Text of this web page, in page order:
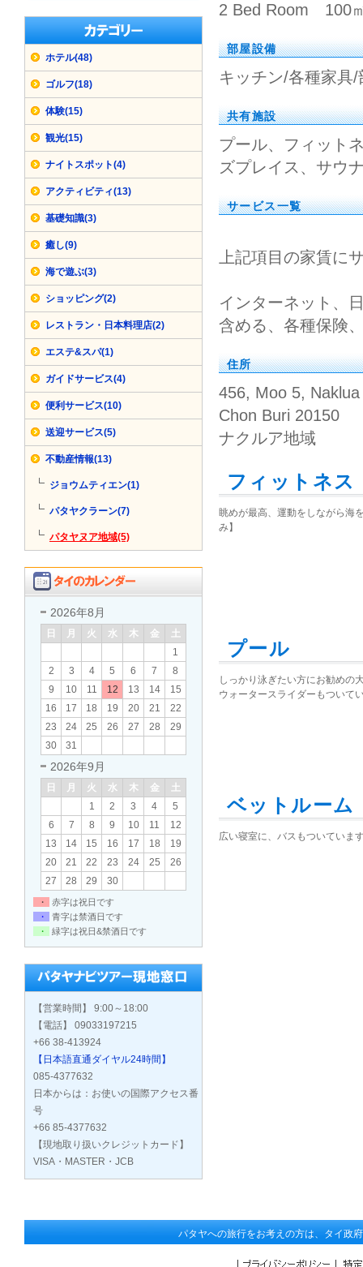
2 Bed Room 100
部屋設備
キッチン/各種家具
共有施設
プール、フィット
ズプレイス、サウ
サービス一覧
上記項目の家賃に
インターネット、
含める、各種保険
住所
456, Moo 5,
Chon Buri 20150
ナクルア地域
フィットネス
眺めが最高、運動をしながら海
み】
プール
しっかり泳ぎたい方にお勧めの
ウォータースライダーもついて
ベットルーム
広い寝室に、バスもついていま
ホテル(48)
ゴルフ(18)
体験(15)
観光(15)
ナイトスポット(4)
アクティビティ(13)
基礎知識(3)
癒し(9)
海で遊ぶ(3)
ショッピング(2)
レストラン・日本料理店(2)
エステ&スパ(1)
ガイドサービス(4)
便利サービス(10)
送迎サービス(5)
不動産情報(13)
ジョウムティエン(1)
パタヤクラーン(7)
パタヤヌア地域(5)
2026年8月
日 月 火 水 木 金
土
1
2
3 4 5 6 7
8
9
10 11 12 13 14
15
16
17 18 19 20 21
22
23
24 25 26 27 28
29
30
31
2026年9月
日 月 火 水 木 金
土
1
2 3 4
5
6
7 8 9 10 11
12
13
14 15 16 17 18
19
20
21 22 23 24 25
26
27
28 29 30
・
赤字は祝日です
・
青字は禁酒日です
・
緑字は祝日&禁酒日です
【営業時間】 9:00～18:00
【電話】 09033197215
+66 38-413924
【日本語直通ダイヤル24時間】
085-4377632
日本からは：お使いの国際アクセス番
号
+66 85-4377632
【現地取り扱いクレジットカード】
VISA・MASTER・JCB
パタヤへの旅行をお考えの方は、タイ政